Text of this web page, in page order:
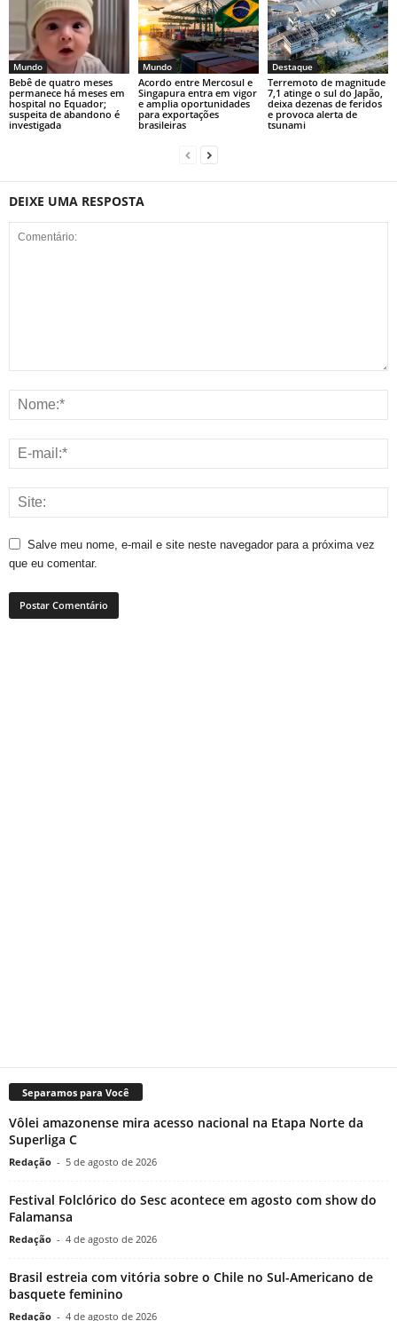
Mundo
Bebê de quatro meses
permanece há meses em
hospital no Equador;
suspeita de abandono é
investigada
Mundo
Acordo entre Mercosul e
Singapura entra em vigor
e amplia oportunidades
para exportações
brasileiras
Destaque
Terremoto de magnitude
7,1 atinge o sul do Japão,
deixa dezenas de feridos
e provoca alerta de
tsunami
DEIXE UMA RESPOSTA
Salve meu nome, e-mail e site neste navegador para a próxima vez
que eu comentar.
Separamos para Você
Vôlei amazonense mira acesso nacional na Etapa Norte da
Superliga C
Redação - 5 de agosto de 2026
Festival Folclórico do Sesc acontece em agosto com show do
Falamansa
Redação - 4 de agosto de 2026
Brasil estreia com vitória sobre o Chile no Sul-Americano de
basquete feminino
Redação - 4 de agosto de 2026